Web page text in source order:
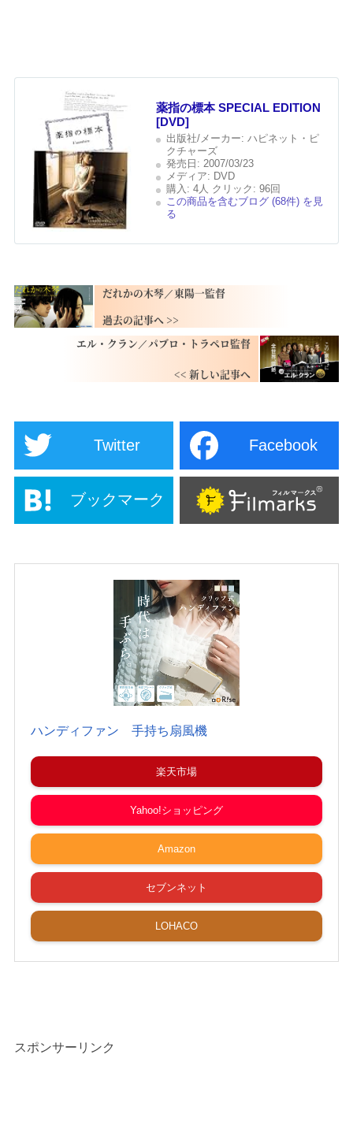
薬指の標本 SPECIAL EDITION
[DVD]
出版社/メーカー: ハピネット・ピ
クチャーズ
発売日: 2007/03/23
メディア: DVD
購入 : 4人 クリック : 96回
この商品を含むブログ (68件) を見
る
だれかの木琴／東陽一監督
エル・クラン／パブロ・トラペロ監督
Twitter Facebook
ブックマーク
ハンディファン 手持ち扇風機
楽天市場
Yahoo!ショッピング
Amazon
セブンネット
LOHACO
スポンサーリンク